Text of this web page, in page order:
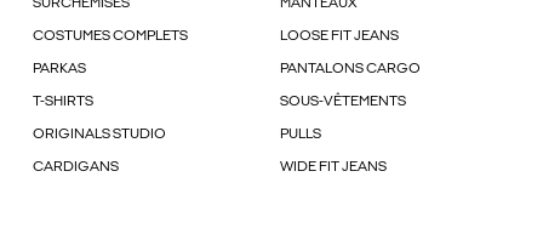
SURCHEMISES MANTEAUX
COSTUMES COMPLETS LOOSE FIT JEANS
PARKAS PANTALONS CARGO
T-SHIRTS SOUS-VÊTEMENTS
ORIGINALS STUDIO PULLS
CARDIGANS WIDE FIT JEANS